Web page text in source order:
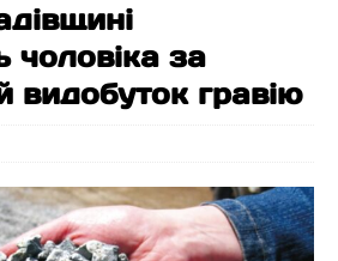
чоловіка за
видобуток гравію